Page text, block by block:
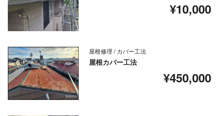
¥10,000
屋根修理 / カバー工法
屋根カバー工法
¥450,000